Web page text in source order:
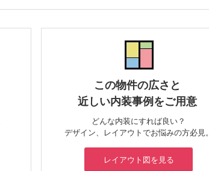
この物件の広さと
近しい内装事例をご用意
どんな内装にすれば良い？
デザイン、レイアウトでお悩みの方必見。
レイアウト図を見る